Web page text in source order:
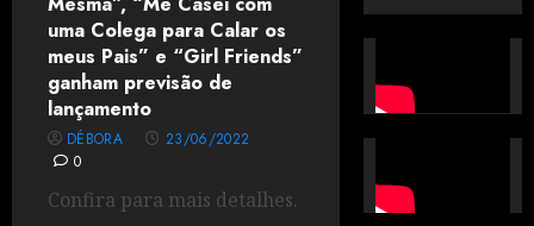
uma Colega para Calar os
meus Pais” e “Girl Friends”
ganham previsão de
lançamento
DÉBORA
23/06/2022
0
Confira para mais detalhes.